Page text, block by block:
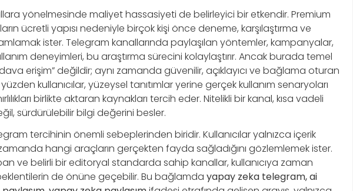
yönelmesinde maliyet hassasiyeti de belirleyici bir etkendir. Premium
ücretli yapısı nedeniyle birçok kişi önce deneme, karşılaştırma ve
ister. Telegram kanallarında paylaşılan yöntemler, kampanyalar,
deneyimleri, bu araştırma sürecini kolaylaştırır. Ancak burada temel
erişim” değildir; aynı zamanda güvenilir, açıklayıcı ve bağlama oturan
kullanıcılar, yüzeysel tanıtımlar yerine gerçek kullanım senaryoları
birlikte aktaran kaynakları tercih eder. Nitelikli bir kanal, kısa vadeli
sürdürülebilir bilgi değerini besler.
tercihinin önemli sebeplerinden biridir. Kullanıcılar yalnızca içerik
hangi araçların gerçekten fayda sağladığını gözlemlemek ister.
ve belirli bir editoryal standarda sahip kanallar, kullanıcıya zaman
de önüne geçebilir. Bu bağlamda yapay zeka telegram, ai